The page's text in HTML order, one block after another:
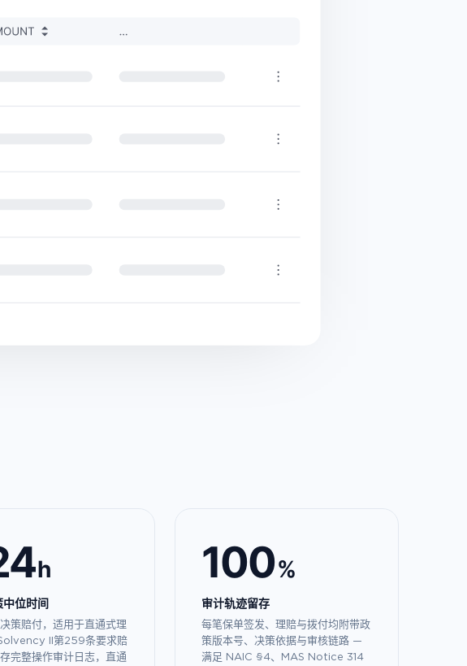
h
中位时间
策赔付，适用于直通式理
II第259条要求赔
完整操作审计日志，直通
100%
审计轨迹留存
每笔保单签发、理赔与拨付均附带政
策版本号、决策依据与审核链路 —
满足 NAIC §4、MAS Notice 314